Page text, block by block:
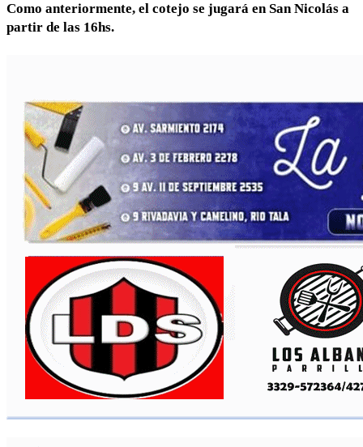
Como anteriormente, el cotejo se jugará en San Nicolás a
partir de las 16hs.